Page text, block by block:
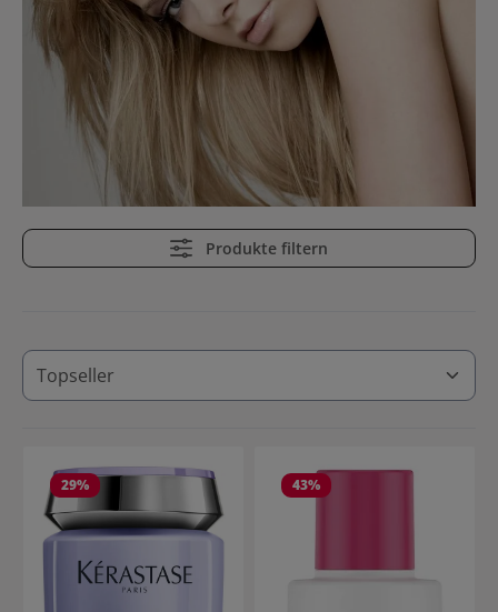
Produkte filtern
29% 43%